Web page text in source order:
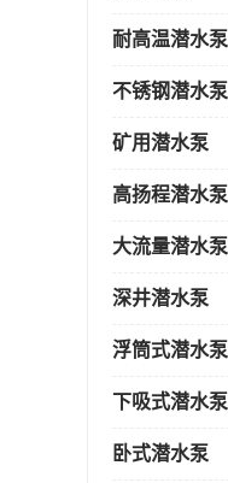
耐高温潜水泵
不锈钢潜水泵
矿用潜水泵
高扬程潜水泵
大流量潜水泵
深井潜水泵
浮筒式潜水泵
下吸式潜水泵
卧式潜水泵